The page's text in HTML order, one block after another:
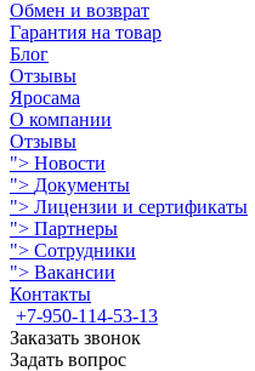
Обмен и возврат
Гарантия на товар
Блог
Отзывы
Яросама
О компании
Отзывы
"> Новости
"> Документы
"> Лицензии и сертификаты
"> Партнеры
"> Сотрудники
"> Вакансии
Контакты
+7-950-114-53-13
Заказать звонок
Задать вопрос